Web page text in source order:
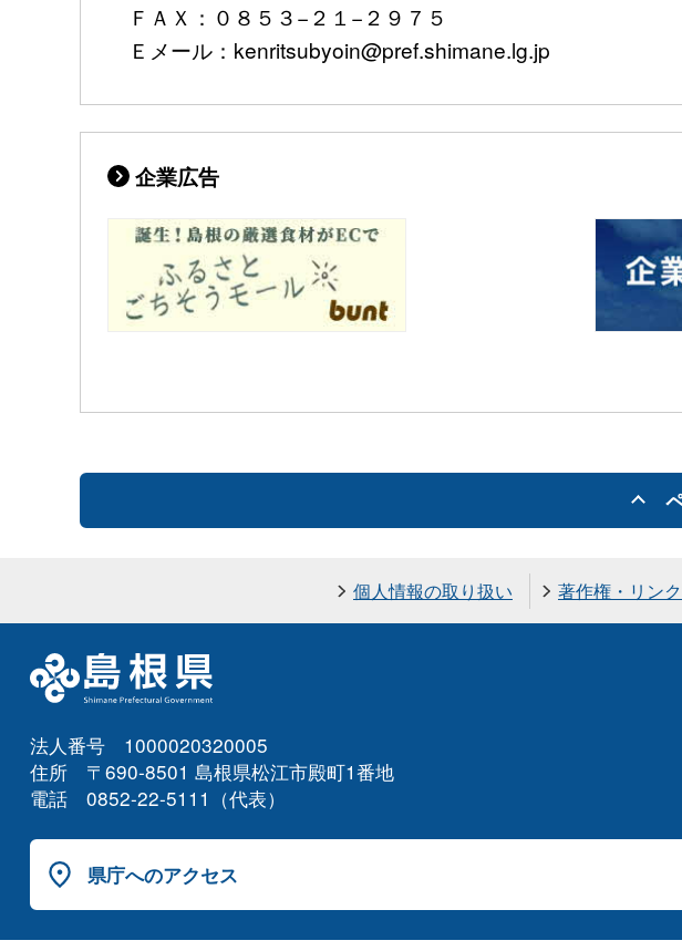
ＦＡＸ：０８５３−２１−２９７５
Ｅメール：kenritsubyoin@pref.shimane.lg.jp
企業広告
個人情報の取り扱い 著作権・リン
法人番号 1000020320005
住所 〒690-8501 島根県松江市殿町1番地
電話 0852-22-5111（代表）
県庁へのアクセス